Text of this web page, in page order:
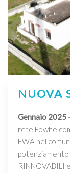
NUOVA
Gennaio 2025
rete
FWA nel
RINNOVABILI